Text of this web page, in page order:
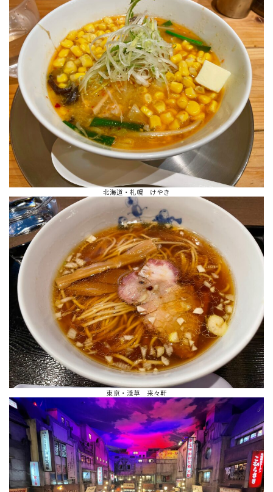
北海道・札幌 けやき
東京・淺草 来々軒